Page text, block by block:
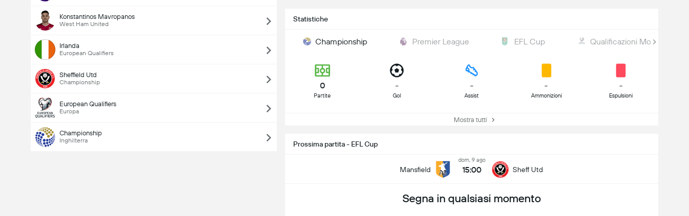
Konstantinos Mavropanos
West Ham United
Irlanda
European Qualifiers
Sheffield Utd
Championship
European Qualifiers
Europa
Championship
Inghilterra
Statistiche
Championship Premier League EFL Cup Qualificazioni Mondiale
0
Partite
-
Gol
-
Assist
-
Ammonizioni
-
Espulsioni
Mostra tutti
Prossima partita - EFL Cup
Mansfield
dom, 9 ago
15:00 Sheff Utd
Segna in qualsiasi momento